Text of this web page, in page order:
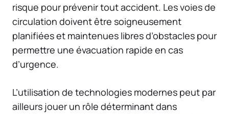
risque pour prévenir tout accident. Les voies de
circulation doivent être soigneusement
planifiées et maintenues libres d’obstacles pour
permettre une évacuation rapide en cas
d’urgence.
L’utilisation de technologies modernes peut par
ailleurs jouer un rôle déterminant dans